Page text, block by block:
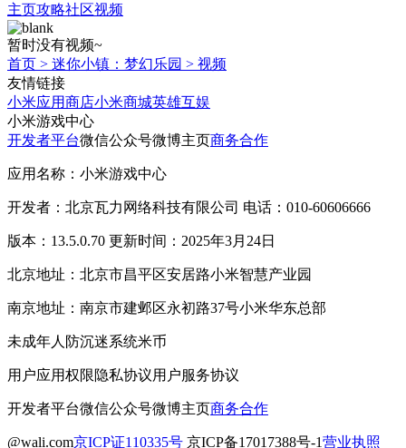
主页攻略社区视频
暂时没有视频~
首页 > 迷你小镇：梦幻乐园 > 视频
友情链接
小米应用商店小米商城英雄互娱
小米游戏中心
开发者平台微信公众号微博主页商务合作
应用名称：小米游戏中心
开发者：北京瓦力网络科技有限公司 电话：010-60606666
版本：13.5.0.70 更新时间：2025年3月24日
北京地址：北京市昌平区安居路小米智慧产业园
南京地址：南京市建邺区永初路37号小米华东总部
未成年人防沉迷系统米币
用户应用权限隐私协议用户服务协议
开发者平台微信公众号微博主页商务合作
@wali.com京ICP证110335号 京ICP备17017388号-1营业执照